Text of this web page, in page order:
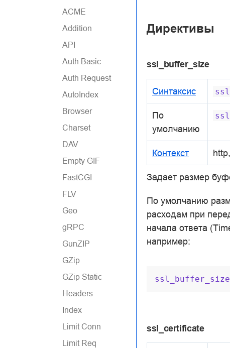
ACME
Addition
API
Auth Basic
Auth Request
AutoIndex
Browser
Charset
DAV
Empty GIF
FastCGI
FLV
Geo
gRPC
GunZIP
GZip
GZip Static
Headers
Index
Limit Conn
Limit Req
Директивы
ssl_buffer_size
Синтаксис
По
умолчанию
Контекст
Задает размер
По умолчанию
расходам при
начала ответа
например:
ssl_buffer_size
ssl_certificate